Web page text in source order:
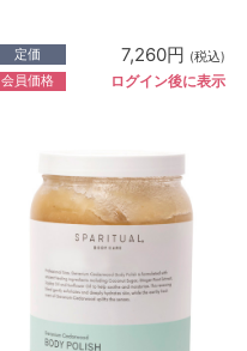
定価 7,260円 (税込)
会員価格 ログイン後に表示